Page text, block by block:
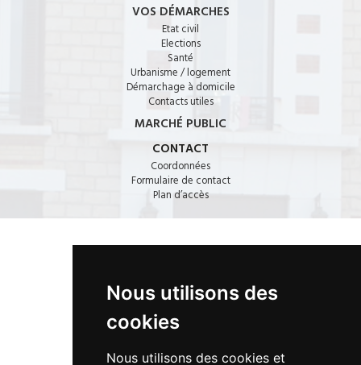
Nous utilisons des
cookies
Nous utilisons des cookies et
VOS DÉMARCHES
Etat civil
Elections
Santé
Urbanisme / logement
Démarchage à domicile
Contacts utiles
MARCHÉ PUBLIC
CONTACT
Coordonnées
Formulaire de contact
Plan d’accès
17, bd de la République · 78440 PORCHEVILLE
01 30 98 87 87
hotel-de-ville@mairie-porcheville.fr